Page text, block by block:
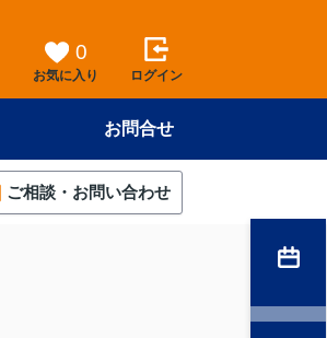
0
お気に入り ログイン
お問合せ
ご相談・お問い合わせ